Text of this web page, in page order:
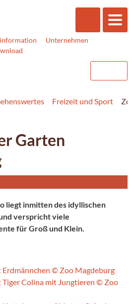
Unternehmen
Freizeit und Sport
Garten
liegt inmitten des idyllischen
verspricht viele
für Groß und Klein.